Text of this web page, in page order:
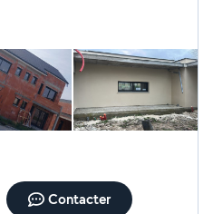
le besoin du client.
vous ruiner.
Contacter